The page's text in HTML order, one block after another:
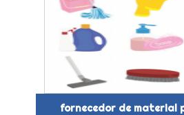
fornecedor de material